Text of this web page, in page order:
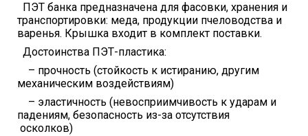
ПЭТ банка предназначена для фасовки, хранения и
транспортировки: меда, продукции пчеловодства и
варенья. Крышка входит в комплект поставки.
Достоинства ПЭТ-пластика:
– прочность (стойкость к истиранию, другим
механическим воздействиям)
– эластичность (невосприимчивость к ударам и
падениям, безопасность из-за отсутствия
осколков)